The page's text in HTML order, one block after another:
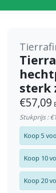
sterk
€57,09
Stukprijs :
Koop 5
Koop 10
Koop 20